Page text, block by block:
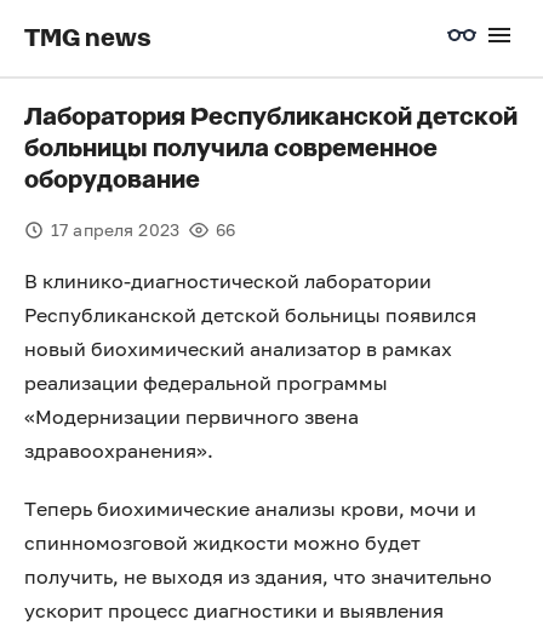
TMG news
Лаборатория Республиканской детской
больницы получила современное
оборудование
17 апреля 2023 66
В клинико-диагностической лаборатории
Республиканской детской больницы появился
новый биохимический анализатор в рамках
реализации федеральной программы
«Модернизации первичного звена
здравоохранения».
Теперь биохимические анализы крови, мочи и
спинномозговой жидкости можно будет
получить, не выходя из здания, что значительно
ускорит процесс диагностики и выявления